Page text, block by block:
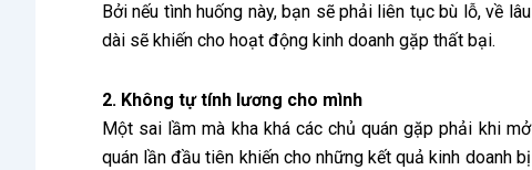
Bởi nếu tình huống này, bạn sẽ phải liên tục bù lỗ, về lâu
dài sẽ khiến cho hoạt động kinh doanh gặp thất bại.
2. Không tự tính lương cho mình
Một sai lầm mà kha khá các chủ quán gặp phải khi mở
quán lần đầu tiên khiến cho những kết quả kinh doanh bị